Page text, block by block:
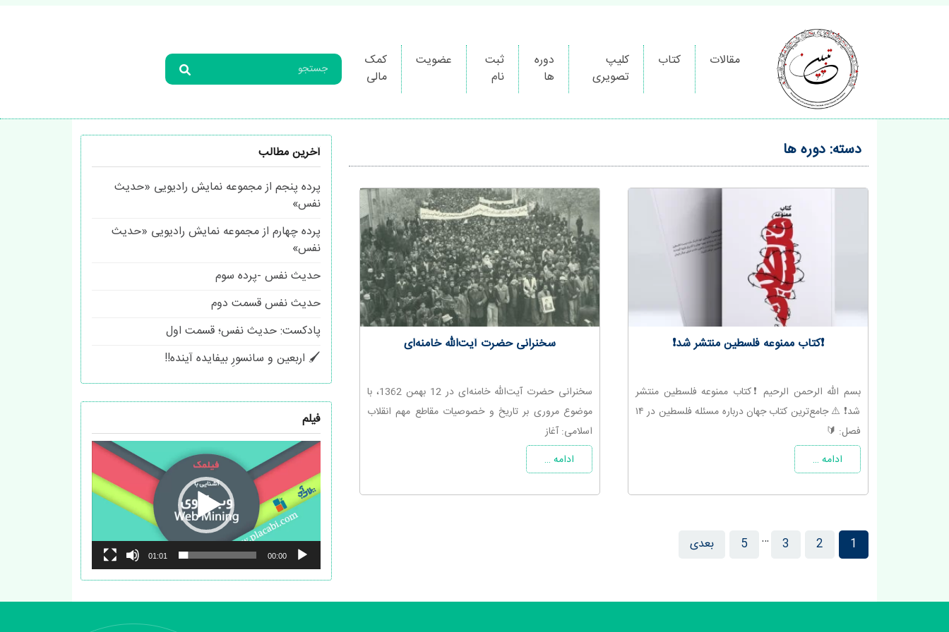
مقالات کتاب
کلیپ
تصویری
دوره
ها
ثبت
نام
عضویت
کمک
مالی
دسته: دوره ها
❗️کتاب ممنوعه فلسطین منتشر شد❗️
بسم الله الرحمن الرحیم ❗️کتاب ممنوعه فلسطین منتشر
شد❗️ ⚠️ جامع‌ترین کتاب جهان درباره مسئله فلسطین در ۱۴
فصل: 🔰
ادامه …
سخنرانی حضرت آیت‌الله خامنه‌ای
سخنرانی حضرت آیت‌الله خامنه‌ای در 12 بهمن 1362، با
موضوع مروری بر تاریخ و خصوصیات مقاطع مهم انقلاب
اسلامی: آغاز
ادامه …
1
2
3
…
5 بعدی
آخرین مطالب
پرده پنجم از مجموعه نمایش رادیویی «حدیث
نفس»
پرده چهارم از مجموعه نمایش رادیویی «حدیث
نفس»
حدیث نفس -پرده سوم
حدیث نفس قسمت دوم
پادکست: حدیث نفس؛ قسمت اول
🖌 اربعین و سانسورِ بیفایده آینده!!
فیلم
نمایشگر
00:00
01:01